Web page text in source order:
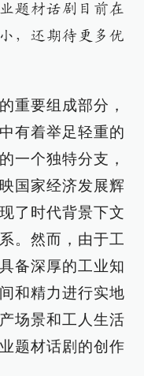
题材话剧目前在
，还期待更多优
重要组成部分，
有着举足轻重的
一个独特分支，
国家经济发展辉
了时代背景下文
。然而，由于工
备深厚的工业知
和精力进行实地
场景和工人生活
题材话剧的创作